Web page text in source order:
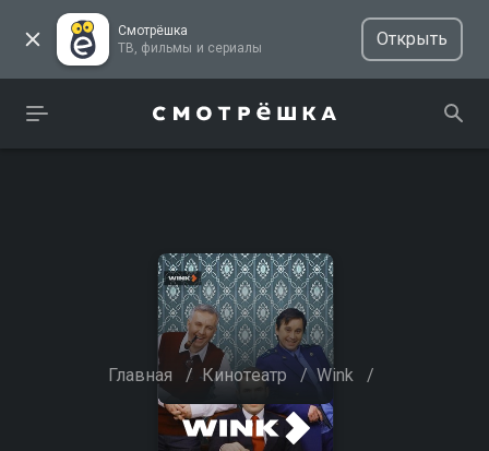
Смотрёшка
ТВ, фильмы и сериалы
Открыть
Главная / Кинотеатр / Wink /